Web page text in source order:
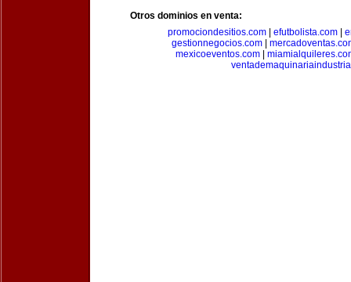
Otros dominios en venta:
promociondesitios.com| efutbolista.com|
gestionnegocios.com
mexicoeventos.com